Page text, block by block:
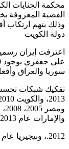
ﻣﺤﻜﻤﺔ اﻟﺠﻨﺎﯾﺎت
وذﻟﻚ ﺑﺘﮭﻢ
دوﻟﺔ اﻟﻜﻮﯾﺖ
اﻋﺘﺮﻓﺖ إﯾﺮان
ﺳﻮرﯾﺎ واﻟﻌﺮاق
ﺗﻔﻜﯿﻚ ﺷﺒﻜﺎت ﺗﺠﺴﺲ
واﻹﻣﺎرات ﻋﺎم 2013، وﺗﺮﻛﯿﺎ ﻋﺎم
2012.، وﻧﯿﺠﯿﺮﯾﺎ ﻋﺎم 2015